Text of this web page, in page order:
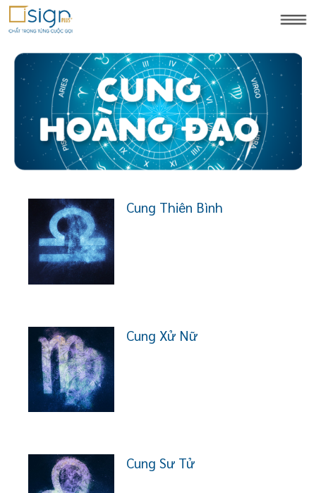
Cung Thiên Bình
Cung Xử Nữ
Cung Sư Tử